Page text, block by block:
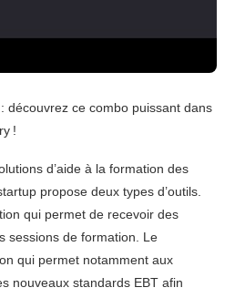
découvrez ce combo puissant dans
!
d’aide à la formation des
propose deux types d’outils.
qui permet de recevoir des
sessions de formation. Le
qui permet notamment aux
nouveaux standards EBT afin